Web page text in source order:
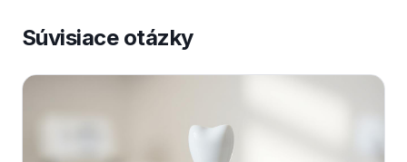
Súvisiace otázky